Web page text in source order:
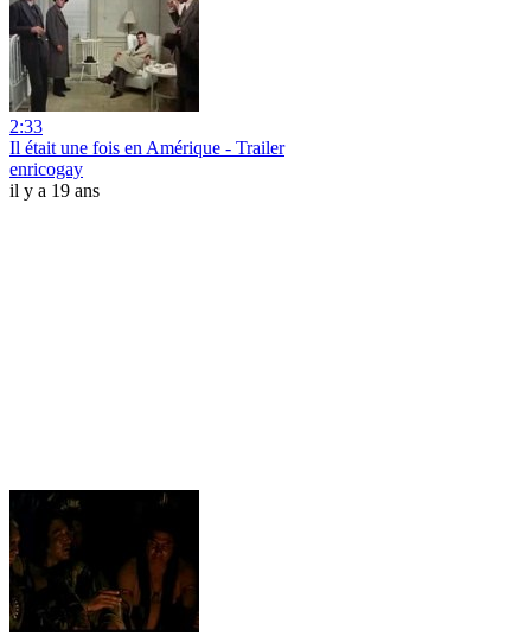
2:33
Il était une fois en Amérique - Trailer
enricogay
il y a 19 ans